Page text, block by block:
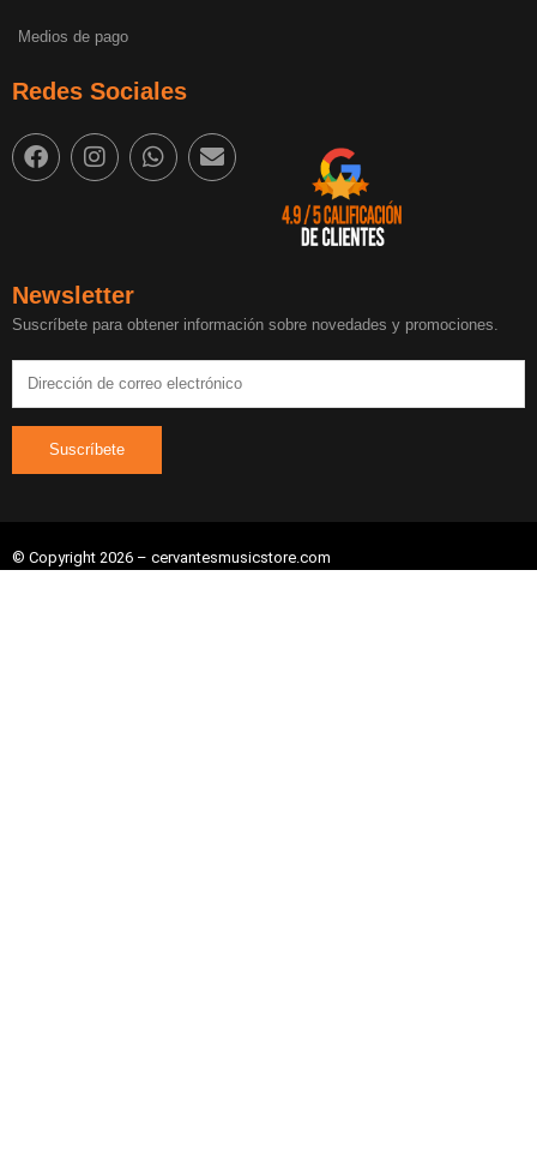
Medios de pago
Redes Sociales
Newsletter
Suscríbete para obtener información sobre novedades y promociones.
© Copyright 2026 – cervantesmusicstore.com